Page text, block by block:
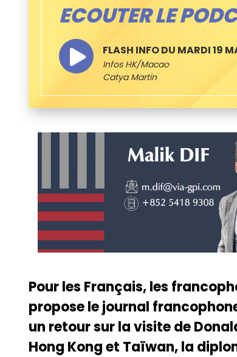
ECOUTER LE
FLASH INFO DU MARDI 19
Infos HK/Macao
Catya Martin
Pour les Français, les
propose le journal
un retour sur la visite de
Hong Kong et Taïwan, la